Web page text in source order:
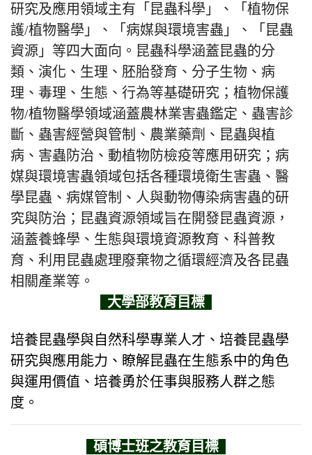
研究及應用領域主有「昆蟲科學」、「植物保
護/植物醫學」、「病媒與環境害蟲」、「昆蟲
資源」等四大面向。昆蟲科學涵蓋昆蟲的分
類、演化、生理、胚胎發育、分子生物、病
理、毒理、生態、行為等基礎研究；植物保護
物/植物醫學領域涵蓋農林業害蟲鑑定、蟲害診
斷、蟲害經營與管制、農業藥劑、昆蟲與植
病、害蟲防治、動植物防檢疫等應用研究；病
媒與環境害蟲領域包括各種環境衛生害蟲、醫
學昆蟲、病媒管制、人與動物傳染病害蟲的研
究與防治；昆蟲資源領域旨在開發昆蟲資源，
涵蓋養蜂學、生態與環境資源教育、科普教
育、利用昆蟲處理廢棄物之循環經濟及各昆蟲
相關產業等。
大學部教育目標
培養昆蟲學與自然科學專業人才、培養昆蟲學
研究與應用能力、瞭解昆蟲在生態系中的角色
與運用價值、培養勇於任事與服務人群之態
度。
碩博士班之教育目標